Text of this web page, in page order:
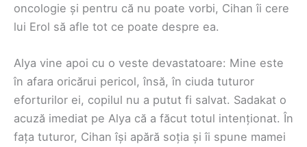
oncologie și pentru că nu poate vorbi, Cihan îi cere
lui Erol să afle tot ce poate despre ea.
Alya vine apoi cu o veste devastatoare: Mine este
în afara oricărui pericol, însă, în ciuda tuturor
eforturilor ei, copilul nu a putut fi salvat. Sadakat o
acuză imediat pe Alya că a făcut totul intenționat. În
fața tuturor, Cihan își apără soția și îi spune mamei